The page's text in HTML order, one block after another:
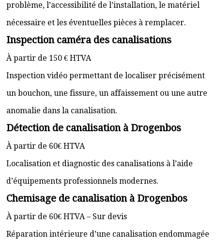
problème, l’accessibilité de l’installation, le matériel
nécessaire et les éventuelles pièces à remplacer.
Inspection caméra des canalisations
À partir de 150 € HTVA
Inspection vidéo permettant de localiser précisément
un bouchon, une fissure, un affaissement ou une autre
anomalie dans la canalisation.
Détection de canalisation à Drogenbos
À partir de 60€ HTVA
Localisation et diagnostic des canalisations à l’aide
d’équipements professionnels modernes.
Chemisage de canalisation à Drogenbos
À partir de 60€ HTVA – Sur devis
Réparation intérieure d’une canalisation endommagée